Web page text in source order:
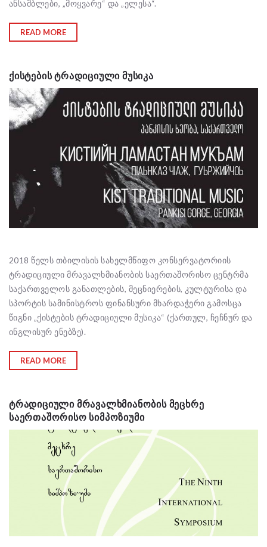
ანსამბლები, „მოყვარე“ და „ელესა“.
READ MORE
ᲥᲘᲡᲢᲔᲑᲘᲡ ᲢᲠᲐᲓᲘᲪᲘᲣᲚᲘ ᲛᲣᲡᲘᲙᲐ
2018 წელს თბილისის სახელმწიფო კონსერვატორიის
ტრადიციული მრავალხმიანობის საერთაშორისო ცენტრმა
საქართველოს განათლების, მეცნიერების, კულტურისა და
სპორტის სამინისტროს ფინანსური მხარდაჭერი გამოსცა
წიგნი „ქისტების ტრადიციული მუსიკა“ (ქართულ, ჩეჩნურ და
ინგლისურ ენებზე).
READ MORE
ᲢᲠᲐᲓᲘᲪᲘᲣᲚᲘ ᲛᲠᲐᲕᲐᲚᲮᲛᲘᲐᲜᲝᲑᲘᲡ ᲛᲔᲪᲮᲠᲔ
ᲡᲐᲔᲠᲗᲐᲨᲝᲠᲘᲡᲝ ᲡᲘᲛᲞᲝᲖᲘᲣᲛᲘ